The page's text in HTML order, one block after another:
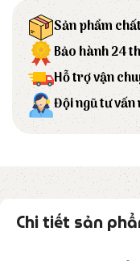
Sản phẩm
Bảo hành 24
Hỗ trợ vận
Đội ngũ tư
Chi tiết sản